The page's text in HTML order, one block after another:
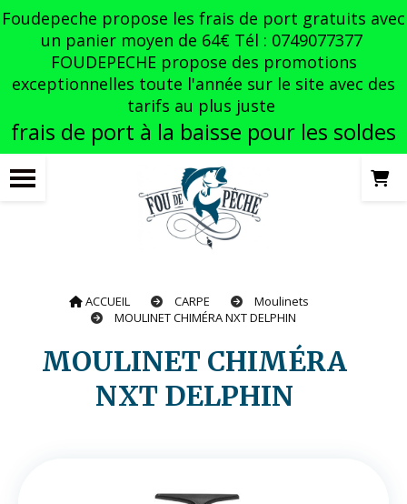
Foudepeche propose les frais de port gratuits avec
un panier moyen de 64€ Tél : 0749077377
FOUDEPECHE propose des promotions
exceptionnelles toute l'année sur le site avec des
tarifs au plus juste
frais de port à la baisse pour les soldes
ACCUEIL CARPE
Moulinets
MOULINET CHIMÉRA NXT DELPHIN
MOULINET CHIMÉRA
NXT DELPHIN